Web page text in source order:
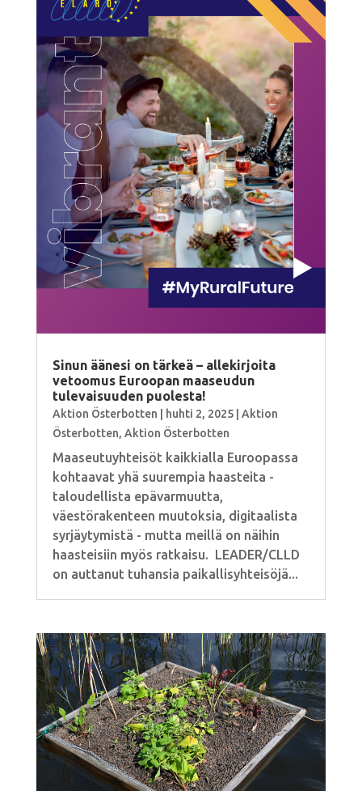
Sinun äänesi on tärkeä – allekirjoita
vetoomus Euroopan maaseudun
tulevaisuuden puolesta!
Aktion Österbotten | huhti 2, 2025| Aktion
Österbotten, Aktion Österbotten
Maaseutuyhteisöt kaikkialla Euroopassa
kohtaavat yhä suurempia haasteita -
taloudellista epävarmuutta,
väestörakenteen muutoksia, digitaalista
syrjäytymistä - mutta meillä on näihin
haasteisiin myös ratkaisu. LEADER/CLLD
on auttanut tuhansia paikallisyhteisöjä...